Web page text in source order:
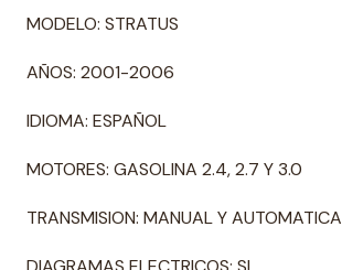
MODELO: STRATUS
AÑOS: 2001-2006
IDIOMA: ESPAÑOL
MOTORES: GASOLINA 2.4, 2.7 Y 3.0
TRANSMISION: MANUAL Y AUTOMATICA